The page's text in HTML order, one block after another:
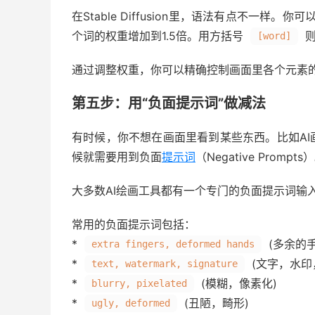
在Stable Diffusion里，语法有点不一样。你可
个词的权重增加到1.5倍。用方括号
[word]
通过调整权重，你可以精确控制画面里各个元
第五步：用“负面提示词”做减法
有时候，你不想在画面里看到某些东西。比如
候就需要用到负面提示词 （Negative Prompts
大多数AI绘画工具都有一个专门的负面提示词
常用的负面提示词包括：
*
extra fingers, deformed hands
(多余的
*
text, watermark, signature
(文字，水
*
blurry, pixelated
(模糊，像素化)
*
ugly, deformed (丑陋，畸形)